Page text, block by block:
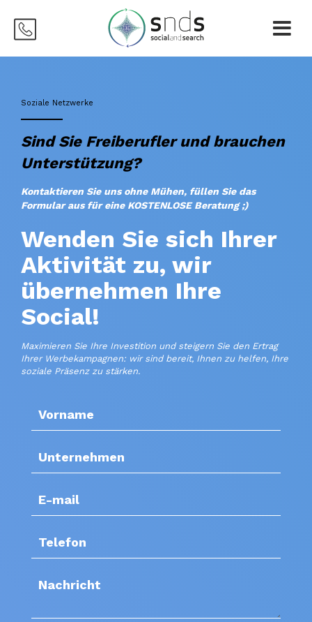
Soziale Netzwerke
Sind Sie Freiberufler und brauchen
Unterstützung?
Kontaktieren Sie uns ohne Mühen, füllen Sie das
Formular aus für eine KOSTENLOSE Beratung ;)
Wenden Sie sich Ihrer
Aktivität zu, wir
übernehmen Ihre
Social!
Maximieren Sie Ihre Investition und steigern Sie den Ertrag
Ihrer Werbekampagnen: wir sind bereit, Ihnen zu helfen, Ihre
soziale Präsenz zu stärken.